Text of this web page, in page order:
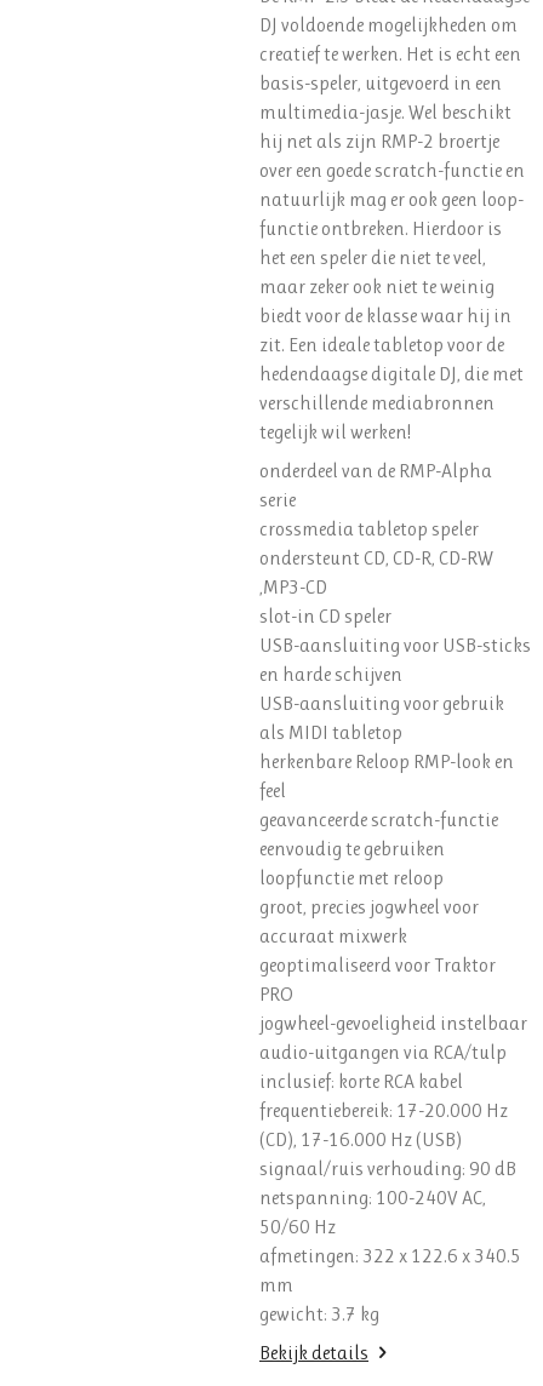
DJ voldoende mogelijkheden om
creatief te werken. Het is echt een
basis-speler, uitgevoerd in een
multimedia-jasje. Wel beschikt
hij net als zijn RMP-2 broertje
over een goede scratch-functie en
natuurlijk mag er ook geen loop-
functie ontbreken. Hierdoor is
het een speler die niet te veel,
maar zeker ook niet te weinig
biedt voor de klasse waar hij in
zit. Een ideale tabletop voor de
hedendaagse digitale DJ, die met
verschillende mediabronnen
tegelijk wil werken!
onderdeel van de RMP-Alpha
serie
crossmedia tabletop speler
ondersteunt CD, CD-R, CD-RW
,MP3-CD
slot-in CD speler
USB-aansluiting voor USB-sticks
en harde schijven
USB-aansluiting voor gebruik
als MIDI tabletop
herkenbare Reloop RMP-look en
feel
geavanceerde scratch-functie
eenvoudig te gebruiken
loopfunctie met reloop
groot, precies jogwheel voor
accuraat mixwerk
geoptimaliseerd voor Traktor
PRO
jogwheel-gevoeligheid instelbaar
audio-uitgangen via RCA/tulp
inclusief: korte RCA kabel
frequentiebereik: 17-20.000 Hz
(CD), 17-16.000 Hz (USB)
signaal/ruis verhouding: 90 dB
netspanning: 100-240V AC,
50/60 Hz
afmetingen: 322 x 122.6 x 340.5
mm
gewicht: 3.7 kg
Bekijk details